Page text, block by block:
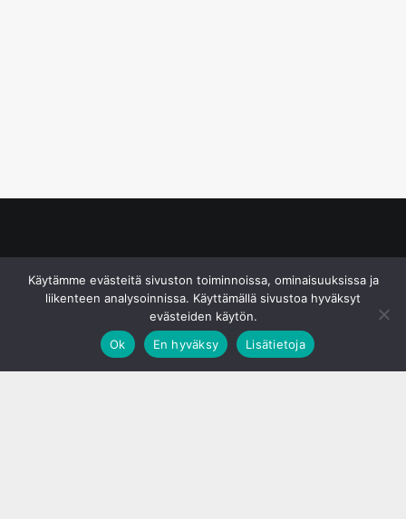
Käytämme evästeitä sivuston toiminnoissa, ominaisuuksissa ja
liikenteen analysoinnissa. Käyttämällä sivustoa hyväksyt
evästeiden käytön.
Ok
En hyväksy Lisätietoja